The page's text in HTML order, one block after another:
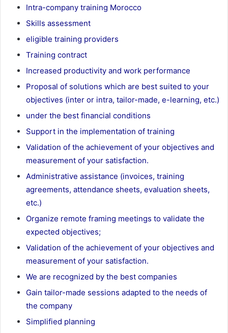
Intra-company training Morocco
Skills assessment
eligible training providers
Training contract
Increased productivity and work performance
Proposal of solutions which are best suited to your
objectives (inter or intra, tailor-made, e-learning, etc.)
under the best financial conditions
Support in the implementation of training
Validation of the achievement of your objectives and
measurement of your satisfaction.
Administrative assistance (invoices, training
agreements, attendance sheets, evaluation sheets,
etc.)
Organize remote framing meetings to validate the
expected objectives;
Validation of the achievement of your objectives and
measurement of your satisfaction.
We are recognized by the best companies
Gain tailor-made sessions adapted to the needs of
the company
Simplified planning